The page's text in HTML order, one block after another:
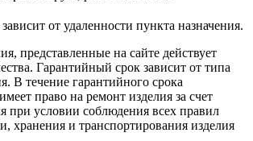
от удаленности пункта назначения.
представленные на сайте действует
Гарантийный срок зависит от типа
В течение гарантийного срока
право на ремонт изделия за счет
при условии соблюдения всех правил
хранения и транспортирования изделия